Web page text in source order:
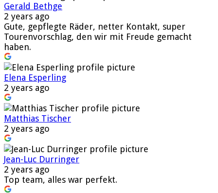
Gerald Bethge
2 years ago
Gute, gepflegte Räder, netter Kontakt, super
Tourenvorschlag, den wir mit Freude gemacht
haben.
Elena Esperling
2 years ago
Matthias Tischer
2 years ago
Jean-Luc Durringer
2 years ago
Top team, alles war perfekt.